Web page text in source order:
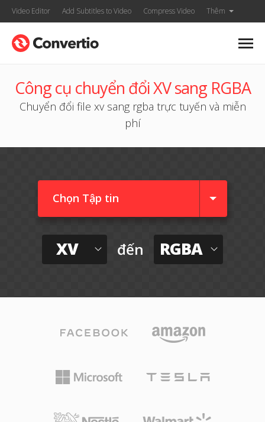
Video Editor Add Subtitles to Video Compress Video Thêm
Công cụ chuyển đổi XV sang RGBA
Chuyển đổi file xv sang rgba trực tuyến và miễn
phí
Chọn Tập tin
XV đến RGBA